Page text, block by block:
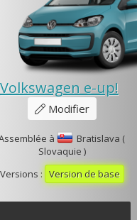
Volkswagen e-up!
Modifier
à
Bratislava (
Slovaquie )
Versions : Version de base